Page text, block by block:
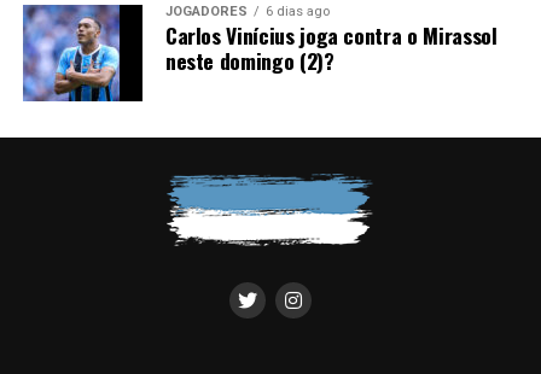
JOGADORES 6 dias ago
Carlos Vinícius joga contra o Mirassol
neste domingo (2)?